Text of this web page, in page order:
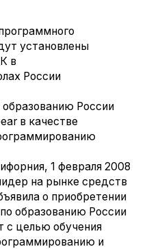
установлены
в
России
России
в качестве
1 февраля 2008
на рынке средств
о приобретении
образованию России
с целью обучения
и